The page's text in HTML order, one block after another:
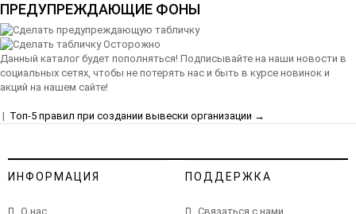
ПРЕДУПРЕЖДАЮЩИЕ ФОНЫ
Данный каталог будет пополняться! Подписывайте на наши новости в
социальных сетях, чтобы не потерять нас и быть в курсе новинок и
акций на нашем сайте!
| Топ-5 правил при создании вывески организации →
ИНФОРМАЦИЯ
О нас
ПОДДЕРЖКА
Связаться с нами